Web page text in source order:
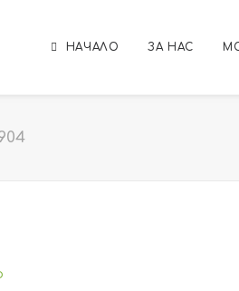
НАЧАЛО ЗА НАС